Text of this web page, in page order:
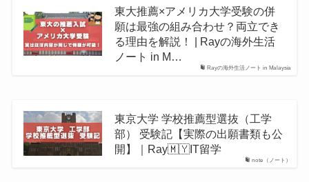
Rayの海外生活ノート in Malaysia
東大推薦×アメリカ大学受験の併
願は最強の組み合わせ？両立でき
る理由を解説！ | Rayの海外生活
ノート in M…
note（ノート）
東京大学 学校推薦型選抜（工学
部） 受験記【実際の出願書類も公
開】｜Ray🇲🇾IT留学